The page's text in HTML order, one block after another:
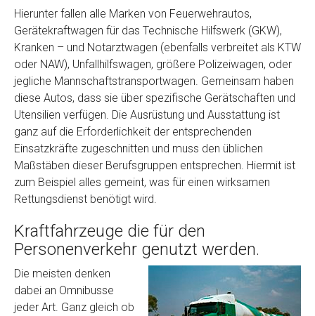
Fertig
Wie viel ist 10+2 ?
Hierunter fallen alle Marken von Feuerwehrautos,
Gerätekraftwagen für das Technische Hilfswerk (GKW),
Kranken – und Notarztwagen (ebenfalls verbreitet als KTW
oder NAW), Unfallhilfswagen, größere Polizeiwagen, oder
jegliche Mannschaftstransportwagen. Gemeinsam haben
diese Autos, dass sie über spezifische Gerätschaften und
Utensilien verfügen. Die Ausrüstung und Ausstattung ist
ganz auf die Erforderlichkeit der entsprechenden
Einsatzkräfte zugeschnitten und muss den üblichen
Maßstäben dieser Berufsgruppen entsprechen. Hiermit ist
zum Beispiel alles gemeint, was für einen wirksamen
Rettungsdienst benötigt wird.
Kraftfahrzeuge die für den
Personenverkehr genutzt werden.
Die meisten denken
dabei an Omnibusse
jeder Art. Ganz gleich ob